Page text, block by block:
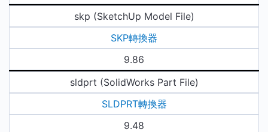
skp (SketchUp Model File)
SKP轉換器
9.86
sldprt (SolidWorks Part File)
SLDPRT轉換器
9.48